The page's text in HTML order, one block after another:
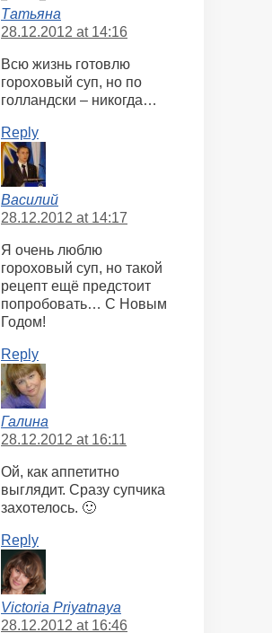
Татьяна
28.12.2012 at 14:16
Всю жизнь готовлю
гороховый суп, но по
голландски – никогда…
Reply
Василий
28.12.2012 at 14:17
Я очень люблю
гороховый суп, но такой
рецепт ещё предстоит
попробовать… С Новым
Годом!
Reply
Галина
28.12.2012 at 16:11
Ой, как аппетитно
выглядит. Сразу супчика
захотелось. 🙂
Reply
Victoria Priyatnaya
28.12.2012 at 16:46